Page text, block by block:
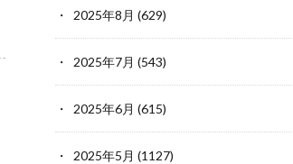
2025年8月 (629)
2025年7月 (543)
2025年6月 (615)
2025年5月 (1127)